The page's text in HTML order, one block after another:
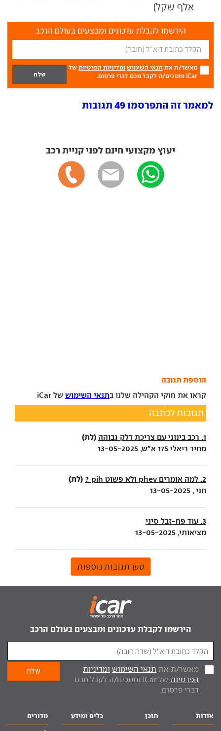
אלף שקל)
הירשמו לקבלת עדכונים ומבצעים בעולם הרכב
מאשר/ת את תנאי השימוש ומדיניות הפרטיות של
iCar ומסכים/ה לקבל מכם דברי פרסום.
למאמר זה התפרסמו 49 תגובות
יעוץ מקצועי חינם לפני קניית רכב
הוספת תגובה
קראו את חוקי הקהילה שלנו בתנאי השימוש של iCar
תגובות לכתבה
1. רכב בינוני עם צריכת דלק גבוהה (לת)
מחיר ריאלי 175 א"ש, 13-05-2025
2. למה אומרים phev ולא פשוט pih ? (לת)
חני , 13-05-2025
3. עוד פח-זבל סיני
מציאותי, 13-05-2025
טען תגובות נוספות
הירשמו לקבלת עדכונים ומבצעים בעולם הרכב
מאשר/ת את תנאי השימוש ומדיניות
הפרטיות
של iCar ומסכים/ה לקבל מכם
דברי פרסום.
אודות תוכן כלים ומידע מדורים